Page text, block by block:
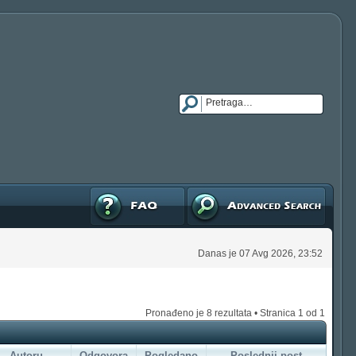
Napredna pretraga
FAQ
Danas je 07 Avg 2026, 23:52
Pronađeno je 8 rezultata • Stranica 1 od 1